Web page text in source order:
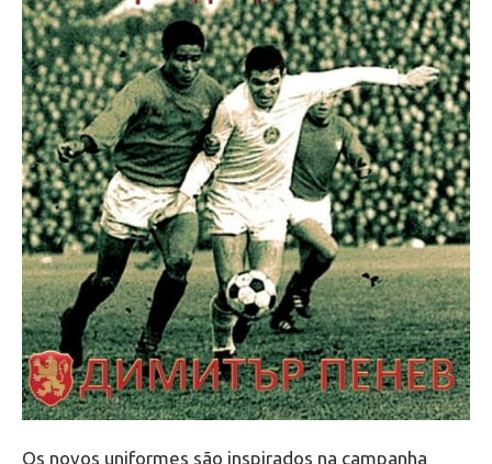
Os novos uniformes são inspirados na campanha